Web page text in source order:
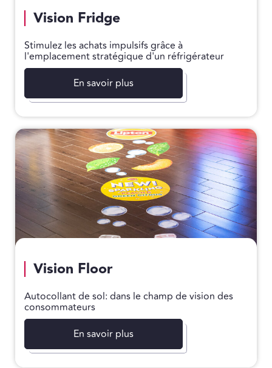
Vision Fridge
Stimulez les achats impulsifs grâce à
l'emplacement stratégique d'un réfrigérateur
En savoir plus
Vision Floor
Autocollant de sol: dans le champ de vision des
consommateurs
En savoir plus